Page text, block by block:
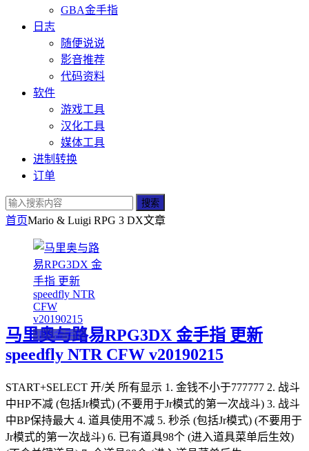
GBA金手指
日志
随便说说
影音推荐
代码资料
软件
游戏工具
汉化工具
媒体工具
进制转换
订单
搜索
首页Mario & Luigi RPG 3 DX文章
3DS金手指
马里奥与路易RPG3DX 金手指 更新
speedfly NTR CFW v20190215
START+SELECT 开/关 所有显示 1. 金钱不小于777777 2. 战斗
中HP不减 (包括Jr模式) (不要用于Jr模式的第一次战斗) 3. 战斗
中BP保持最大 4. 道具使用不减 5. 秒杀 (包括Jr模式) (不要用于
Jr模式的第一次战斗) 6. 已有道具98个 (进入道具菜单后生效)